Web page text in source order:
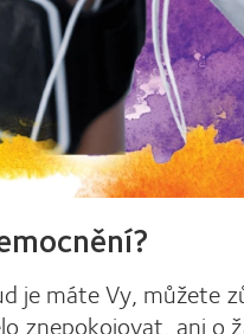
je máte Vy, můžete
znepokojovat, ani o